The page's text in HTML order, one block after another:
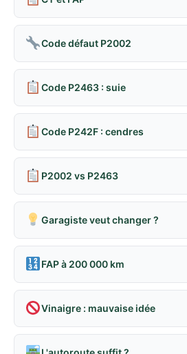
Code défaut P2002
Code P2463 : suie
Code P242F : cendres
P2002 vs P2463
Garagiste veut changer ?
FAP à 200 000 km
Vinaigre : mauvaise idée